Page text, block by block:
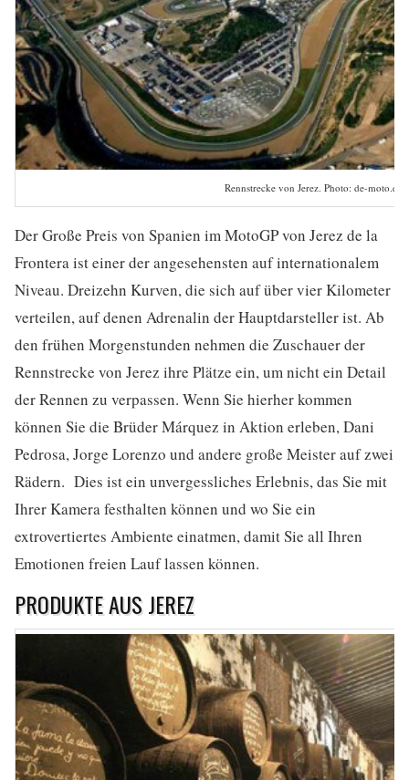
Rennstrecke von Jerez. Photo: de-moto.es
Der Große Preis von Spanien im MotoGP von Jerez de la
Frontera ist einer der angesehensten auf internationalem
Niveau. Dreizehn Kurven, die sich auf über vier Kilometer
verteilen, auf denen Adrenalin der Hauptdarsteller ist. Ab
den frühen Morgenstunden nehmen die Zuschauer der
Rennstrecke von Jerez ihre Plätze ein, um nicht ein Detail
der Rennen zu verpassen. Wenn Sie hierher kommen
können Sie die Brüder Márquez in Aktion erleben, Dani
Pedrosa, Jorge Lorenzo und andere große Meister auf zwei
Rädern. Dies ist ein unvergessliches Erlebnis, das Sie mit
Ihrer Kamera festhalten können und wo Sie ein
extrovertiertes Ambiente einatmen, damit Sie all Ihren
Emotionen freien Lauf lassen können.
PRODUKTE AUS JEREZ